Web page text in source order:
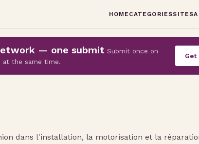
HOME CATEGORIESSITES
— one submit Submit once on
at the same time.
dans l'installation, la motorisation et la